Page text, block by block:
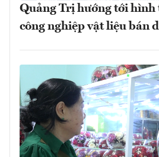
Quảng Trị hướng tới hình
công nghiệp vật liệu bán